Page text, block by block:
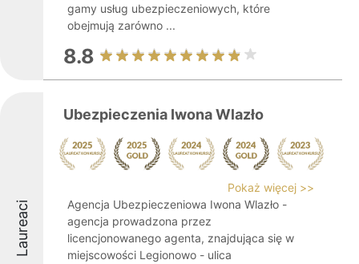
gamy usług ubezpieczeniowych, które
obejmują zarówno ...
8.8
Laureaci
Ubezpieczenia Iwona Wlazło
Pokaż więcej >>
Agencja Ubezpieczeniowa Iwona Wlazło -
agencja prowadzona przez
licencjonowanego agenta, znajdująca się w
miejscowości Legionowo - ulica